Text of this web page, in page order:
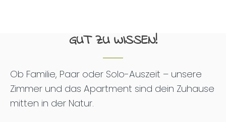
GUT ZU WISSEN!
Ob Familie, Paar oder Solo-Auszeit – unsere
Zimmer und das Apartment sind dein Zuhause
mitten in der Natur.